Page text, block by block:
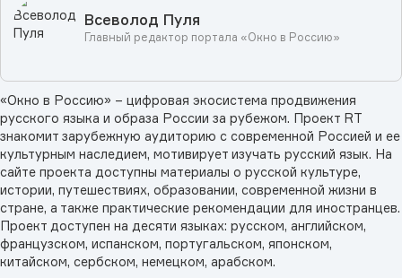
Всеволод Пуля
Главный редактор портала «Окно в Россию»
«Окно в Россию» – цифровая экосистема продвижения
русского языка и образа России за рубежом. Проект RT
знакомит зарубежную аудиторию с современной Россией и ее
культурным наследием, мотивирует изучать русский язык. На
сайте проекта доступны материалы о русской культуре,
истории, путешествиях, образовании, современной жизни в
стране, а также практические рекомендации для иностранцев.
Проект доступен на десяти языках: русском, английском,
французском, испанском, португальском, японском,
китайском, сербском, немецком, арабском.